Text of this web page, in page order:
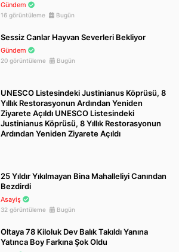
Gündem
16 görüntüleme Bugün
Sessiz Canlar Hayvan Severleri Bekliyor
Gündem
20 görüntüleme Bugün
UNESCO Listesindeki Justinianus Köprüsü, 8
Yıllık Restorasyonun Ardından Yeniden
Ziyarete Açıldı UNESCO Listesindeki
Justinianus Köprüsü, 8 Yıllık Restorasyonun
Ardından Yeniden Ziyarete Açıldı
25 Yıldır Yıkılmayan Bina Mahalleliyi Canından
Bezdirdi
Asayiş
32 görüntüleme Bugün
Oltaya 78 Kiloluk Dev Balık Takıldı Yanına
Yatınca Boy Farkına Şok Oldu